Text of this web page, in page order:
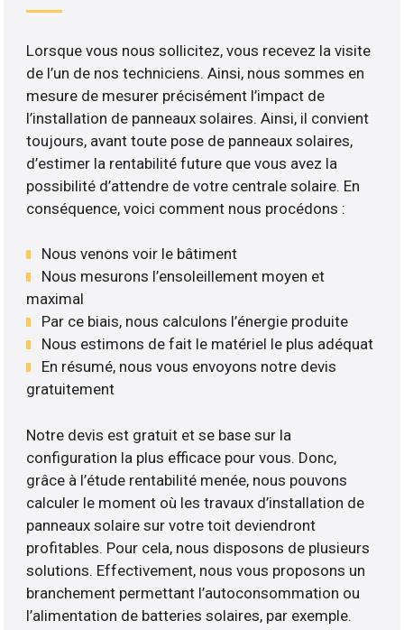
Lorsque vous nous sollicitez, vous recevez la visite
de l’un de nos techniciens. Ainsi, nous sommes en
mesure de mesurer précisément l’impact de
l’installation de panneaux solaires. Ainsi, il convient
toujours, avant toute pose de panneaux solaires,
d’estimer la rentabilité future que vous avez la
possibilité d’attendre de votre centrale solaire. En
conséquence, voici comment nous procédons :
Nous venons voir le bâtiment
Nous mesurons l’ensoleillement moyen et
maximal
Par ce biais, nous calculons l’énergie produite
Nous estimons de fait le matériel le plus adéquat
En résumé, nous vous envoyons notre devis
gratuitement
Notre devis est gratuit et se base sur la
configuration la plus efficace pour vous. Donc,
grâce à l’étude rentabilité menée, nous pouvons
calculer le moment où les travaux d’installation de
panneaux solaire sur votre toit deviendront
profitables. Pour cela, nous disposons de plusieurs
solutions. Effectivement, nous vous proposons un
branchement permettant l’autoconsommation ou
l’alimentation de batteries solaires, par exemple.